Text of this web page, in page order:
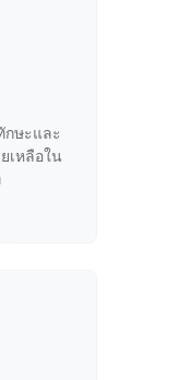
กษะและ
เหลือใน